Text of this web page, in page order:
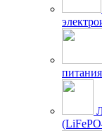
питания